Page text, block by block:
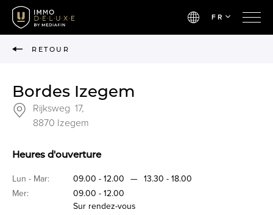
FR
RETOUR
Bordes Izegem
Rijksweg 17,
8870 Izegem
Heures d'ouverture
Lun - Mar: 09.00 - 12.00 — 13.30 - 18.00
Mer:
09.00 - 12.00
Sur rendez-vous